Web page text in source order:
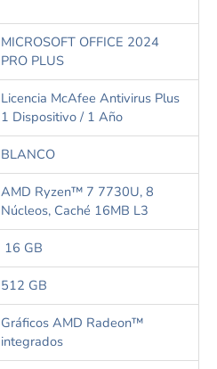
MICROSOFT OFFICE 2024
PRO PLUS
Licencia McAfee Antivirus Plus
1 Dispositivo / 1 Año
BLANCO
AMD Ryzen™ 7 7730U, 8
Núcleos, Caché 16MB L3
16 GB
512 GB
Gráficos AMD Radeon™
integrados